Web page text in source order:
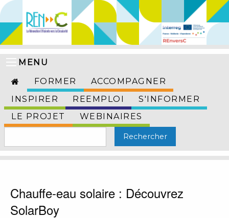
MENU
FORMER
ACCOMPAGNER
INSPIRER
REEMPLOI
S'INFORMER
LE PROJET
WEBINAIRES
Chauffe-eau solaire : Découvrez
SolarBoy